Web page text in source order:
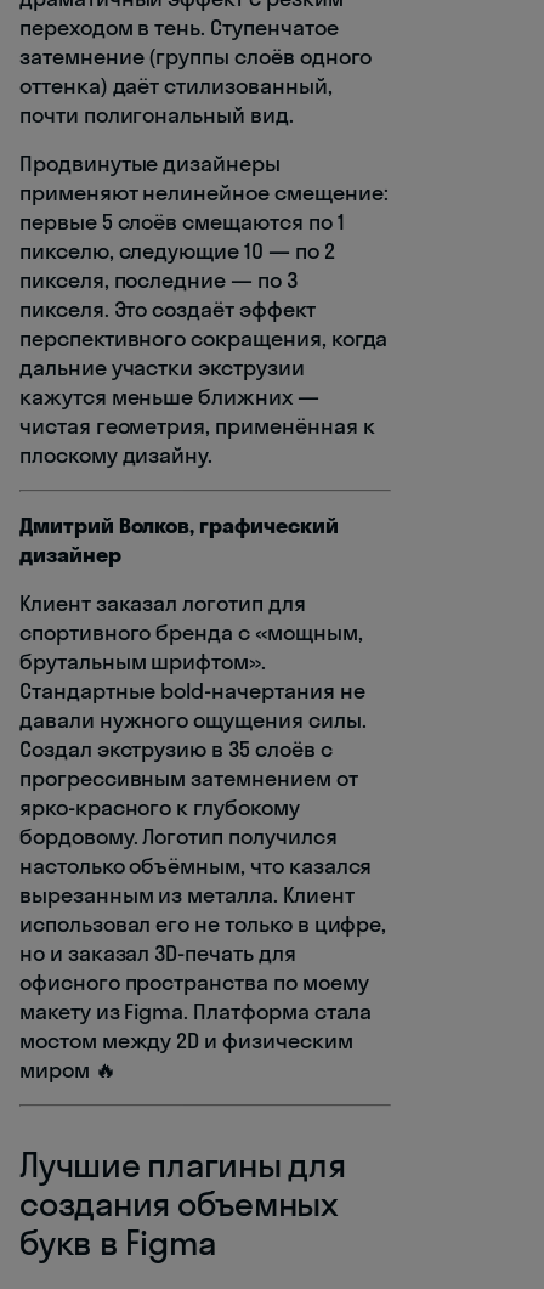
переходом в тень. Ступенчатое
затемнение (группы слоёв одного
оттенка) даёт стилизованный,
почти полигональный вид.
Продвинутые дизайнеры
применяют нелинейное смещение:
первые 5 слоёв смещаются по 1
пикселю, следующие 10 — по 2
пикселя, последние — по 3
пикселя. Это создаёт эффект
перспективного сокращения, когда
дальние участки экструзии
кажутся меньше ближних —
чистая геометрия, применённая к
плоскому дизайну.
Дмитрий Волков, графический
дизайнер
Клиент заказал логотип для
спортивного бренда с «мощным,
брутальным шрифтом».
Стандартные bold-начертания не
давали нужного ощущения силы.
Создал экструзию в 35 слоёв с
прогрессивным затемнением от
ярко-красного к глубокому
бордовому. Логотип получился
настолько объёмным, что казался
вырезанным из металла. Клиент
использовал его не только в цифре,
но и заказал 3D-печать для
офисного пространства по моему
макету из Figma. Платформа стала
мостом между 2D и физическим
миром 🔥
Лучшие плагины для
создания объемных
букв в Figma